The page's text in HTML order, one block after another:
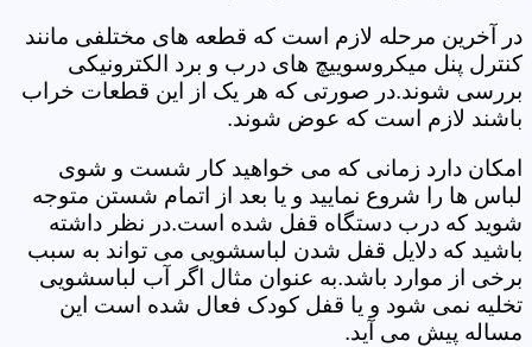
در آخرین مرحله لازم است که قطعه های مختلفی مانند
کنترل پنل میکروسوییچ های درب و برد الکترونیکی
بررسی شوند.در صورتی که هر یک از این قطعات خراب
باشند لازم است که عوض شوند.
امکان دارد زمانی که می خواهید کار شست و شوی
لباس ها را شروع نمایید و یا بعد از اتمام شستن متوجه
شوید که درب دستگاه قفل شده است.در نظر داشته
باشید که دلایل قفل شدن لباسشویی می تواند به سبب
برخی از موارد باشد.به عنوان مثال اگر آب لباسشویی
تخلیه نمی شود و یا قفل کودک فعال شده است این
مساله پیش می آید.